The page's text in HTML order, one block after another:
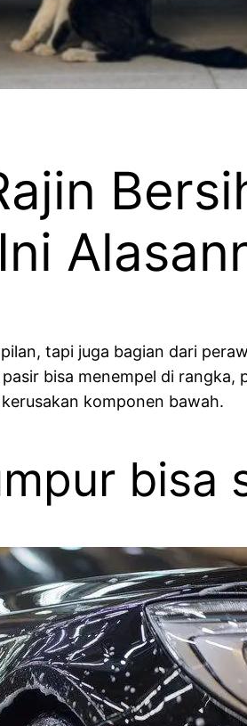
tapi juga bagian dari
bisa menempel di
komponen bawah.
bisa